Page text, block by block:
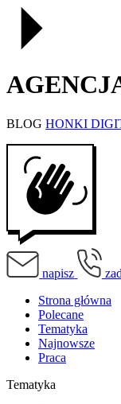
BLOG HONKI
napisz
Strona główna
Polecane
Tematyka
Najnowsze
Praca
Tematyka